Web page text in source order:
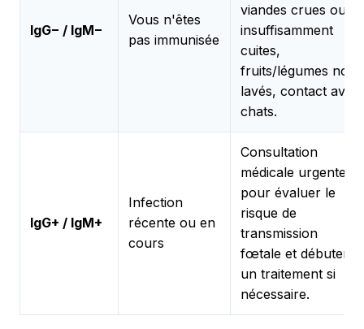
IgG− / IgM−
Vous n'êtes
pas immunisée
viandes crues ou
insuffisamment
cuites,
fruits/légumes non
lavés, contact avec
chats.
IgG+ / IgM+
Infection
récente ou en
cours
Consultation
médicale urgente
pour évaluer le
risque de
transmission
fœtale et débuter
un traitement si
nécessaire.